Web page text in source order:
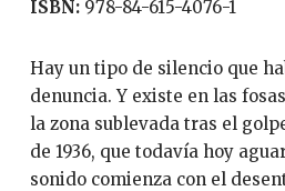
ISBN: 978-84-615-4076-1
Hay un tipo de silencio que habla, que trona, que
denuncia. Y existe en las
la zona sublevada tras el
de 1936, que todavía hoy
sonido comienza con el